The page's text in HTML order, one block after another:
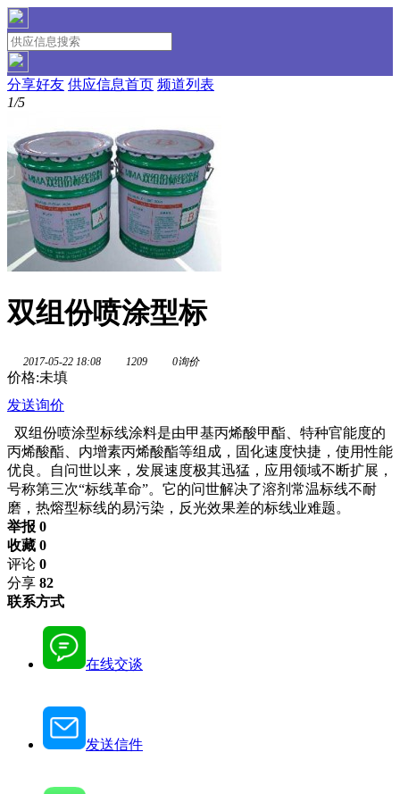
分享好友 供应信息首页 频道列表
1/5
双组份喷涂型标
2017-05-22 18:08 1209 0询价
价格:未填
发送询价
双组份喷涂型标线涂料是由甲基丙烯酸甲酯、特种官能度的
丙烯酸酯、内增素丙烯酸酯等组成，固化速度快捷，使用性能
优良。自问世以来，发展速度极其迅猛，应用领域不断扩展，
号称第三次“标线革命”。它的问世解决了溶剂常温标线不耐
磨，热熔型标线的易污染，反光效果差的标线业难题。
举报 0
收藏 0
评论 0
分享 82
联系方式
在线交谈
发送信件